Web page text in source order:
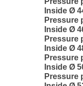
Inside Ø
Pressure
Inside Ø
Pressure
Inside Ø
Pressure
Inside Ø
Pressure